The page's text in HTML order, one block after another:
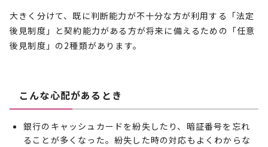
大きく分けて、既に判断能力が不十分な方が利用する「法定
後見制度」と契約能力がある方が将来に備えるための「任意
後見制度」の2種類があります。
こんな心配があるとき
銀行のキャッシュカードを紛失したり、暗証番号を忘れ
ることが多くなった。紛失した時の対応もよくわからな